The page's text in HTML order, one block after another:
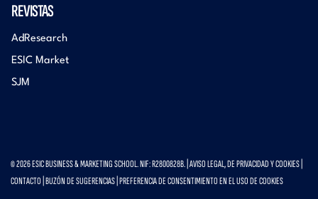
REVISTAS
AdResearch
ESIC Market
SJM
© 2026 ESIC BUSINESS & MARKETING SCHOOL. NIF: R2800828B. | AVISO LEGAL, DE PRIVACIDAD Y COOKIES
CONTACTO BUZÓN DE SUGERENCIAS PREFERENCIA DE CONSENTIMIENTO EN EL USO DE COOKIES